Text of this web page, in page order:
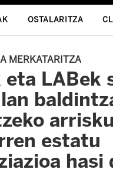
OSTALARITZA
MERKATARITZA
eta LABek
estatu
hasi